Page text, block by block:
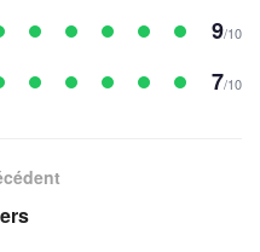
9/10
7/10